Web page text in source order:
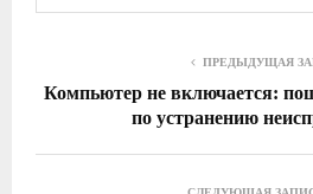
ПРЕДЫДУЩАЯ
Компьютер не включается:
по устранению